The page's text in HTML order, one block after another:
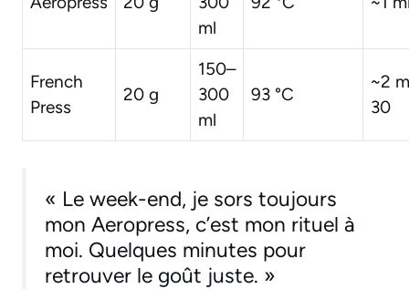
ml
French
Press
20 g
150–
300
ml
93 °C
~2
30
« Le week-end, je sors toujours
mon Aeropress, c’est mon rituel à
moi. Quelques minutes pour
retrouver le goût juste. »